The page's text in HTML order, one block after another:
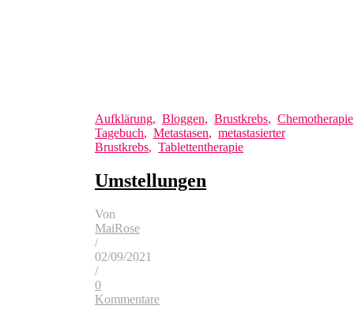
Aufklärung, Bloggen, Brustkrebs, Chemotherapie
Tagebuch, Metastasen, metastasierter
Brustkrebs, Tablettentherapie
Umstellungen
Von
MaiRose
/
02/09/2021
/
0
Kommentare